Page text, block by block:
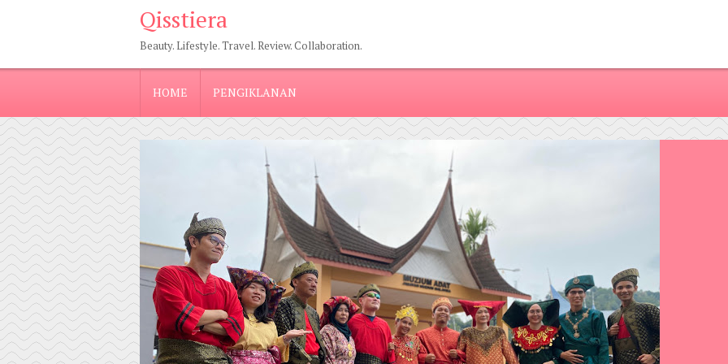
Qisstiera
Beauty. Lifestyle. Travel. Review. Collaboration.
HOME PENGIKLANAN